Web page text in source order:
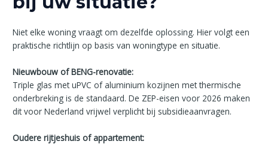
Niet elke woning vraagt om dezelfde oplossing. Hier volgt een
praktische richtlijn op basis van woningtype en situatie.
Nieuwbouw of BENG-renovatie:
Triple glas met uPVC of aluminium kozijnen met thermische
onderbreking is de standaard. De ZEP-eisen voor 2026 maken
dit voor Nederland vrijwel verplicht bij subsidieaanvragen.
Oudere rijtjeshuis of appartement: